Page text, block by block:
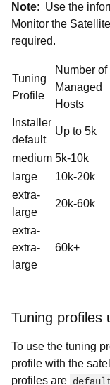
Note: Use the
Monitor the
required.
Tuning
Profile
Number of
Managed
Hosts
Installer
default
Up to 5k
medium 5k-10k
large
10k-20k
extra-
large
20k-60k
extra-
extra-
large
60k+
Tuning profiles
To use the tuning
profile with the
profiles are